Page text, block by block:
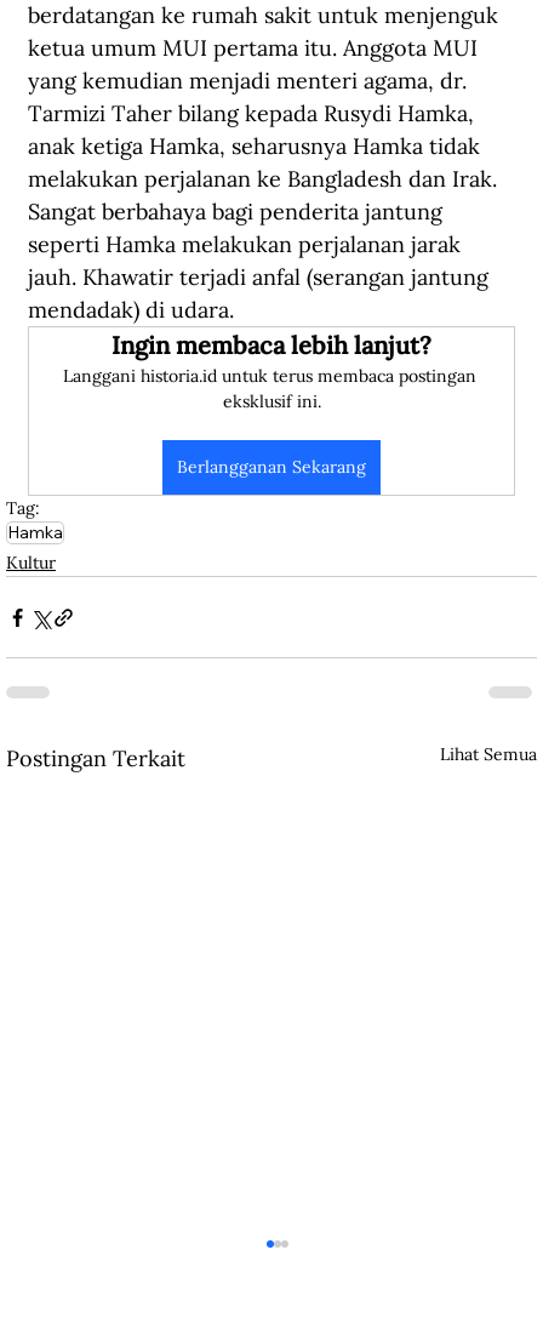
berdatangan ke rumah sakit untuk menjenguk
ketua umum MUI pertama itu. Anggota MUI
yang kemudian menjadi menteri agama, dr.
Tarmizi Taher bilang kepada Rusydi Hamka,
anak ketiga Hamka, seharusnya Hamka tidak
melakukan perjalanan ke Bangladesh dan Irak.
Sangat berbahaya bagi penderita jantung
seperti Hamka melakukan perjalanan jarak
jauh. Khawatir terjadi anfal (serangan jantung
mendadak) di udara.
Ingin membaca lebih lanjut?
Langgani historia.id untuk terus membaca postingan
eksklusif ini.
Berlangganan Sekarang
Tag:
Hamka
Kultur
Postingan Terkait Lihat Semua